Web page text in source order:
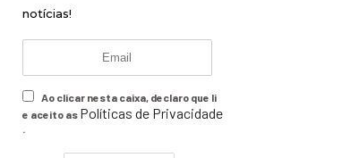
notícias!
Ao clicar nesta caixa, declaro que li
e aceito as Políticas de Privacidade
.